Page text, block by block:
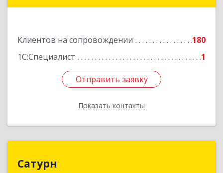
Клиентов на сопровождении
180
1С:Специалист
1
Отправить заявку
Показать контакты
Отправить заявку
Назад
Сатурн